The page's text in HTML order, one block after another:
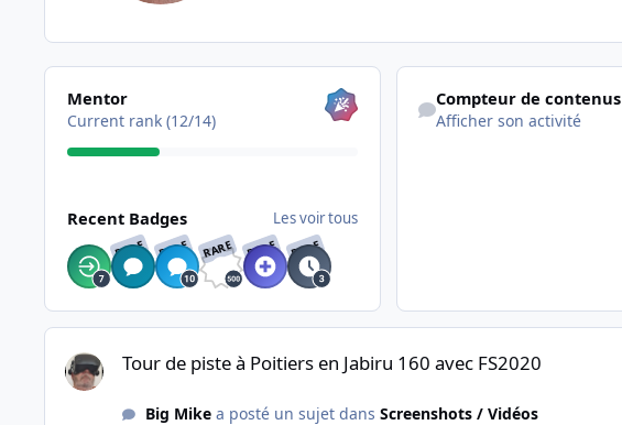
Les voir tous
Mentor
Current rank (12/14)
Recent Badges Les voir tous
RARE RARE RARE RARE RARE
Afficher son activité
Compteur de contenus
Afficher son activité
Tour de piste à Poitiers en Jabiru 160 avec FS2020
Tour de piste à Poitiers en Jabiru 160 avec FS2020
Big Mikea posté un sujet dans Screenshots / Vidéos